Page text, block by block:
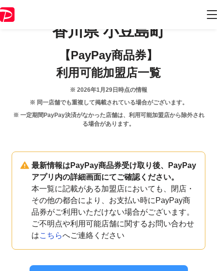
香川県 小豆島町
【PayPay商品券】
利用可能加盟店一覧
※ 2026年1月29日 時点の情報
※ 同一店舗でも重複して掲載されている場合がございます。
※ 一定期間PayPay決済がなかった店舗は、利用可能加盟店から除外され
る場合があります。
最新情報はPayPay商品券受け取り後、PayPay
アプリ内の詳細画面にてご確認ください。
本一覧に記載がある加盟店においても、閉店・
その他の都合により、お支払い時にPayPay商
品券がご利用いただけない場合がございます。
ご不明点や利用可能店舗に関するお問い合わせ
はこちらへご連絡ください